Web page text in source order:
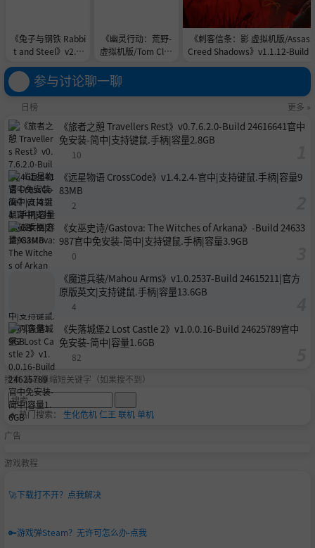
《兔子与钢铁 Rabbi
t and Steel》v2.0.
机版官中简体
《幽灵行动：荒野-
虚拟机版/Tom Clan
Wildlands HYPERVI
SOR》v9820855-B
B
《刺客信条：影 虚拟机版/
Creed Shadows》v1.1.12-Build
参与讨论聊一聊
日榜 更多 »
《旅者之憩 Travellers Rest》v0.7.6.2.0-Build 24616641官中
免安装-简中|支持键鼠.手柄|容量2.8GB
10
《远星物语 CrossCode》v1.4.2.4-官中|支持键鼠.手柄|容量9
83MB
2
《女巫史诗/Gastova: The Witches of Arkana》-Build 24633
987官中免安装-简中|支持键鼠.手柄|容量3.9GB
0
《魔道兵装/Mahou Arms》v1.0.2537-Build 24615211|官方
原版英文|支持键鼠.手柄|容量13.6GB
4
《失落城堡2 Lost Castle 2》v1.0.0.16-Build 24625789官中
免安装-简中|容量1.6GB
82
搜索-请尽量缩短关键字（如果搜不到）
🔥 热门搜索： 生化危机仁王 联机单机
广告
游戏教程
🚀下载打不开？点我解决
🔑游戏弹Steam？无许可怎么办-点我